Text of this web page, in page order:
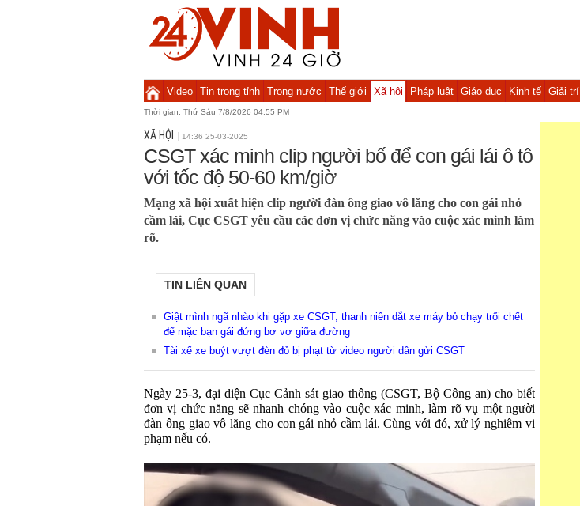
Video Tin trong tỉnh Trong nước Thế giới Xã hội Pháp luật Giáo dục Kinh tế Giải trí
Thời gian: Thứ Sáu 7/8/2026 04:55 PM
XÃ HỘI 14:36 25-03-2025
CSGT xác minh clip người bố để con gái lái ô tô
với tốc độ 50-60 km/giờ
Mạng xã hội xuất hiện clip người đàn ông giao vô lăng cho con gái nhỏ
cầm lái, Cục CSGT yêu cầu các đơn vị chức năng vào cuộc xác minh làm
rõ.
TIN LIÊN QUAN
Giật mình ngã nhào khi gặp xe CSGT, thanh niên dắt xe máy bỏ chạy trối chết
để mặc bạn gái đứng bơ vơ giữa đường
Tài xế xe buýt vượt đèn đỏ bị phạt từ video người dân gửi CSGT
Ngày 25-3, đại diện Cục Cảnh sát giao thông (CSGT, Bộ Công an) cho biết
đơn vị chức năng sẽ nhanh chóng vào cuộc xác minh, làm rõ vụ một người
đàn ông giao vô lăng cho con gái nhỏ cầm lái. Cùng với đó, xử lý nghiêm vi
phạm nếu có.